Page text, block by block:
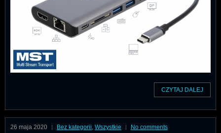
CZYTAJ DALEJ
26 maja 2020 Bez kategorii Wszystkie No comments